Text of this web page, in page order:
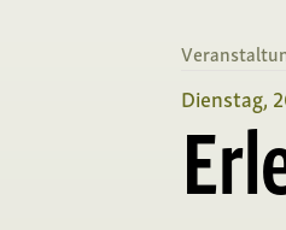
Dienstag,